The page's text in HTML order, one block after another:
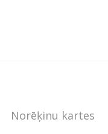
Norēķinu kartes